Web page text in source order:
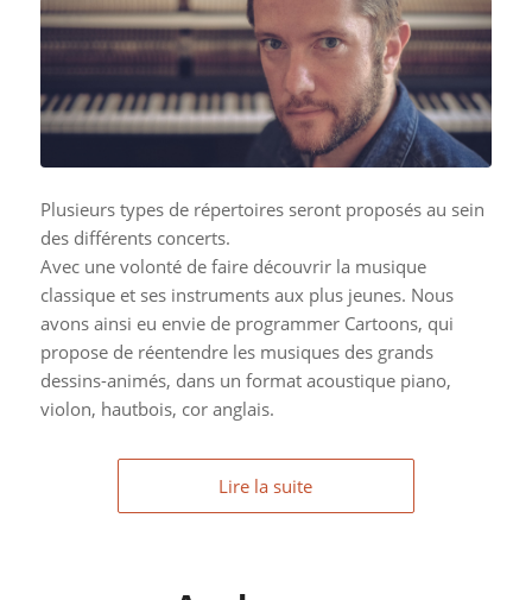
Plusieurs types de répertoires seront proposés au sein
des différents concerts.
Avec une volonté de faire découvrir la musique
classique et ses instruments aux plus jeunes. Nous
avons ainsi eu envie de programmer Cartoons, qui
propose de réentendre les musiques des grands
dessins-animés, dans un format acoustique piano,
violon, hautbois, cor anglais.
Lire la suite